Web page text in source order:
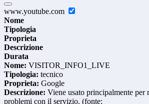
www.youtube.com
Nome
Tipologia
Proprieta
Descrizione
Durata
Nome: VISITOR_INFO1_LIVE
Tipologia: tecnico
Proprieta: Google
Descrizione: Viene usato principalmente per
problemi con il servizio. (fonte: